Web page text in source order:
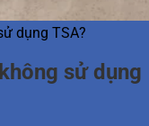
dụng TSA?
sử dụng